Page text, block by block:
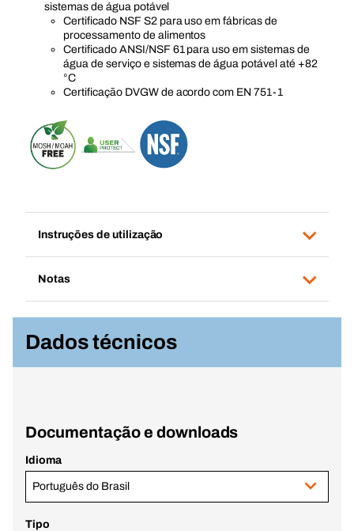
sistemas de água potável
Certificado NSF S2 para uso em fábricas de
processamento de alimentos
Certificado ANSI/NSF 61 para uso em sistemas de
água de serviço e sistemas de água potável até +82
°C
Certificação DVGW de acordo com EN 751-1
Instruções de utilização
Notas
Dados técnicos
Documentação e downloads
Idioma
Português do Brasil
Tipo